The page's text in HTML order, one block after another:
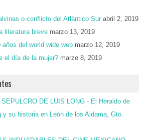
o conflicto del Atlántico Sur abril 2, 2019
literatura breve marzo 13, 2019
del world wide web marzo 12, 2019
el día de la mujer? marzo 8, 2019
DE LUIS LONG - El Heraldo de
y su historia en León de los Aldama, Gto.